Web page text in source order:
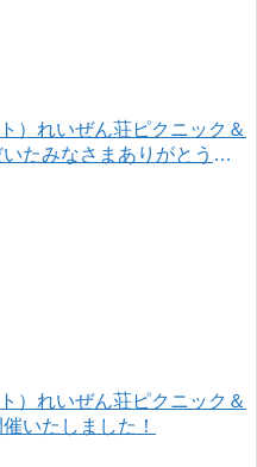
）れいぜん荘ピクニック＆
たみなさまありがとうご
）れいぜん荘ピクニック＆
いたしました！